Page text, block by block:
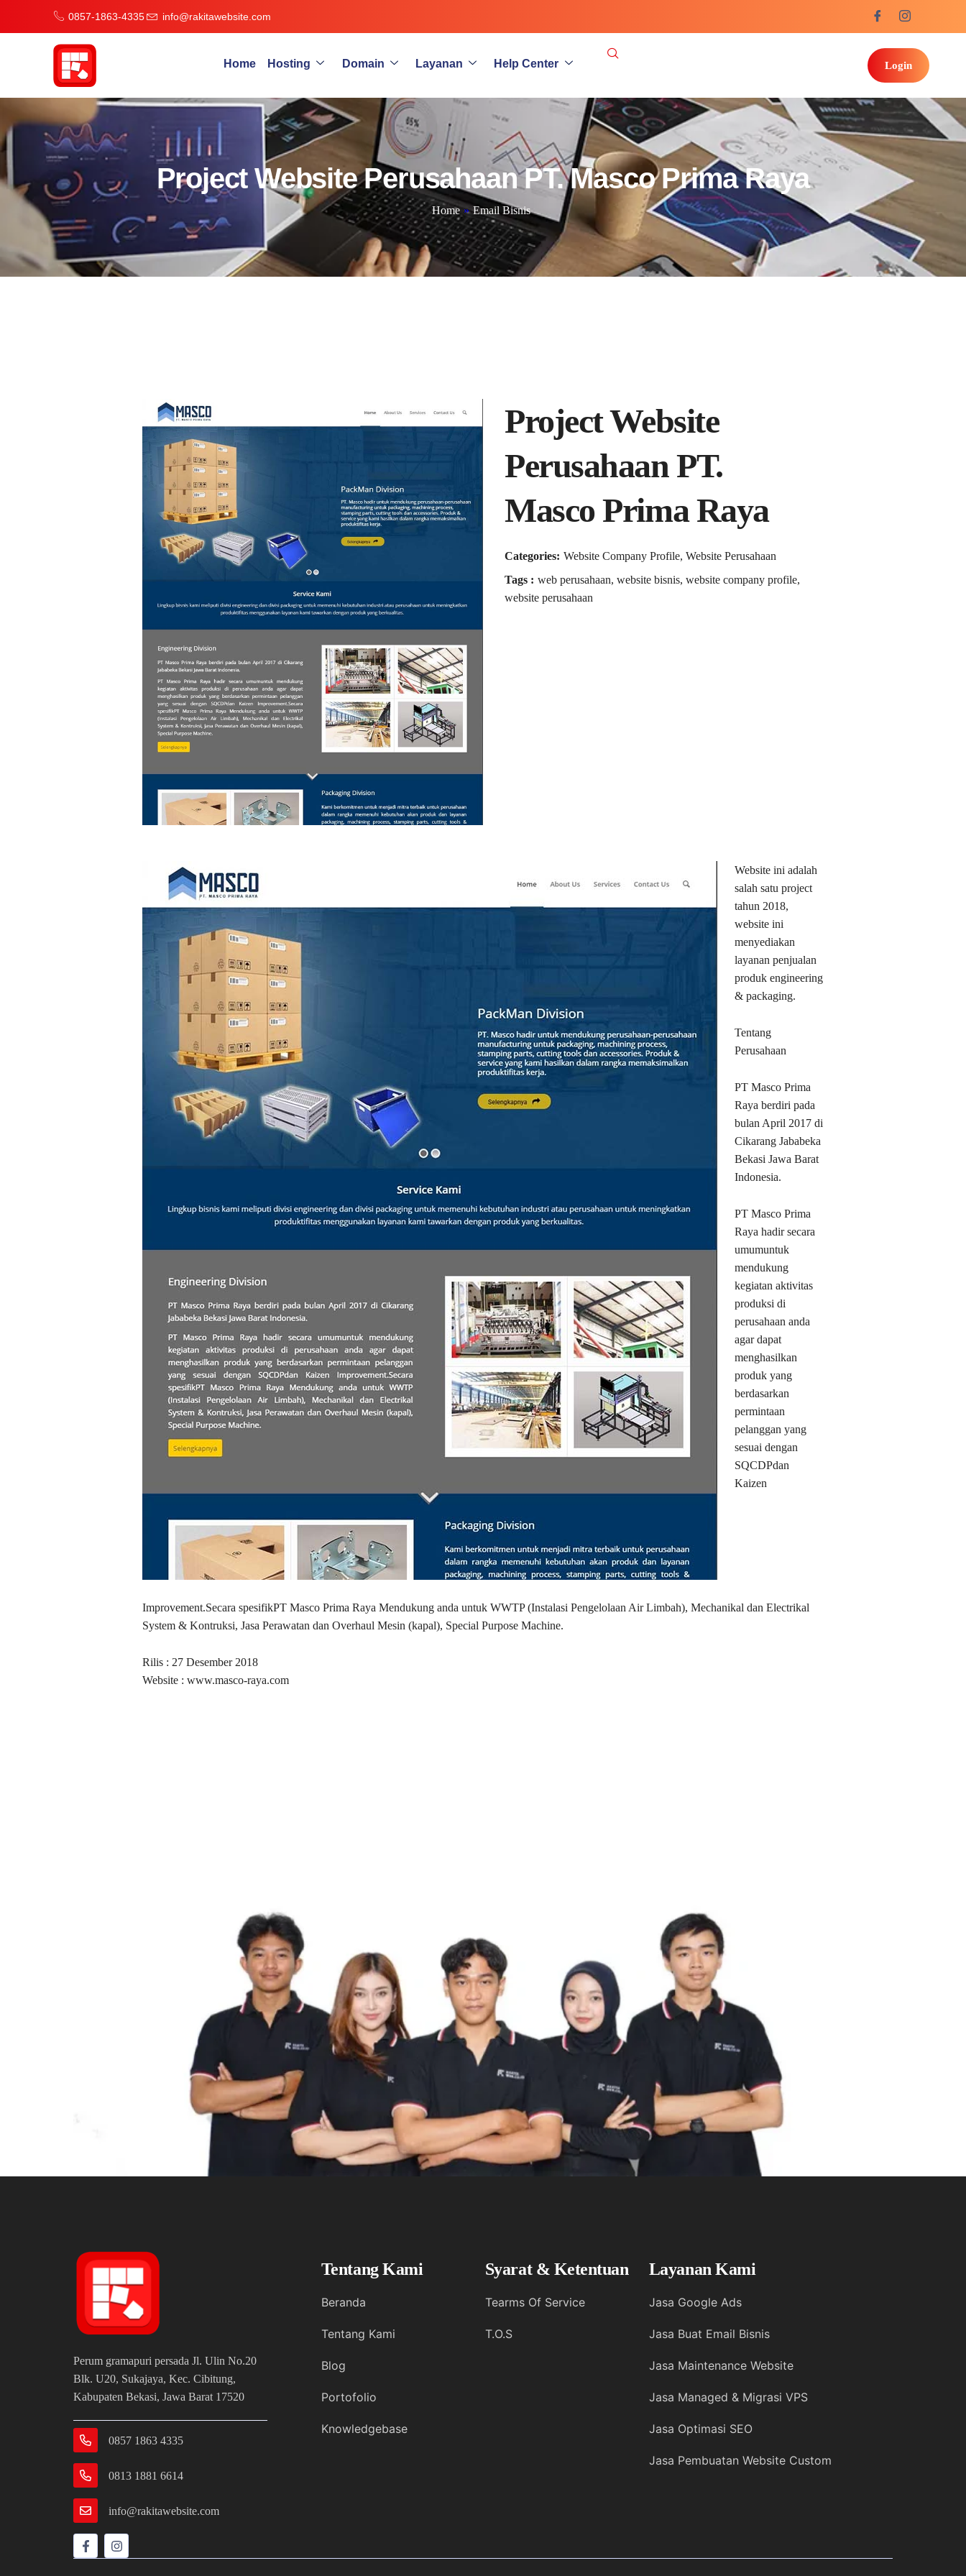
0857-1863-4335 info@rakitawebsite.com
Home Hosting Domain Layanan Help Center Login
Project Website Perusahaan PT. Masco Prima Raya
Home » Email Bisnis
Project Website
Perusahaan PT.
Masco Prima Raya
Categories: Website Company Profile, Website Perusahaan
Tags : web perusahaan, website bisnis, website company profile,
website perusahaan
Website ini adalah
salah satu project
tahun 2018,
website ini
menyediakan
layanan penjualan
produk engineering
& packaging.
Tentang
Perusahaan
PT Masco Prima
Raya berdiri pada
bulan April 2017 di
Cikarang Jababeka
Bekasi Jawa Barat
Indonesia.
PT Masco Prima
Raya hadir secara
umumuntuk
mendukung
kegiatan aktivitas
produksi di
perusahaan anda
agar dapat
menghasilkan
produk yang
berdasarkan
permintaan
pelanggan yang
sesuai dengan
SQCDPdan
Kaizen
Improvement.Secara spesifikPT Masco Prima Raya Mendukung anda untuk WWTP (Instalasi Pengelolaan Air Limbah), Mechanikal dan Electrikal
System & Kontruksi, Jasa Perawatan dan Overhaul Mesin (kapal), Special Purpose Machine.
Rilis : 27 Desember 2018
Website : www.masco-raya.com
Perum gramapuri persada Jl. Ulin No.20
Blk. U20, Sukajaya, Kec. Cibitung,
Kabupaten Bekasi, Jawa Barat 17520
0857 1863 4335
0813 1881 6614
info@rakitawebsite.com
Tentang Kami
Beranda
Tentang Kami
Blog
Portofolio
Knowledgebase
Syarat & Ketentuan
Tearms Of Service
T.O.S
Layanan Kami
Jasa Google Ads
Jasa Buat Email Bisnis
Jasa Maintenance Website
Jasa Managed & Migrasi VPS
Jasa Optimasi SEO
Jasa Pembuatan Website Custom